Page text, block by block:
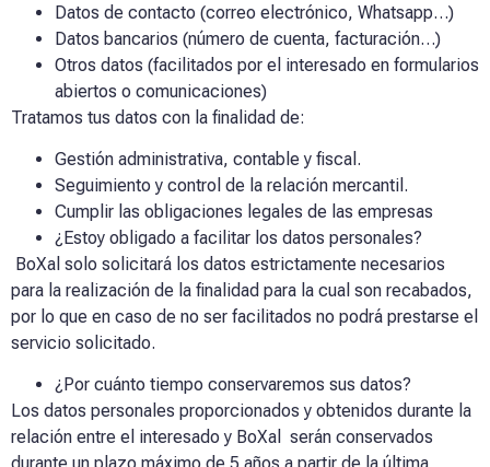
Datos de contacto (correo electrónico, Whatsapp…)
Datos bancarios (número de cuenta, facturación…)
Otros datos (facilitados por el interesado en formularios
abiertos o comunicaciones)
Tratamos tus datos con la finalidad de:
Gestión administrativa, contable y fiscal.
Seguimiento y control de la relación mercantil.
Cumplir las obligaciones legales de las empresas
¿Estoy obligado a facilitar los datos personales?
BoXal solo solicitará los datos estrictamente necesarios
para la realización de la finalidad para la cual son recabados,
por lo que en caso de no ser facilitados no podrá prestarse el
servicio solicitado.
¿Por cuánto tiempo conservaremos sus datos?
Los datos personales proporcionados y obtenidos durante la
relación entre el interesado y BoXal
serán conservados